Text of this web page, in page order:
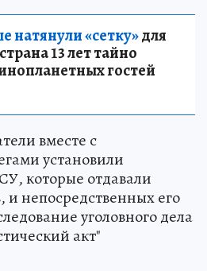
натянули «сетку»для
13 лет тайно
гостей
вместе с
установили
которые отдавали
и непосредственных его
уголовного дела
акт"